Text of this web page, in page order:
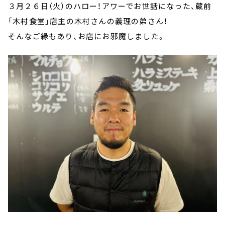
３月２６日（火）のハロー！アワーでお世話になった、蔵前
「木村食堂」店主の木村さんの義理の弟さん！
そんなご縁もあり、お店にお邪魔しました。